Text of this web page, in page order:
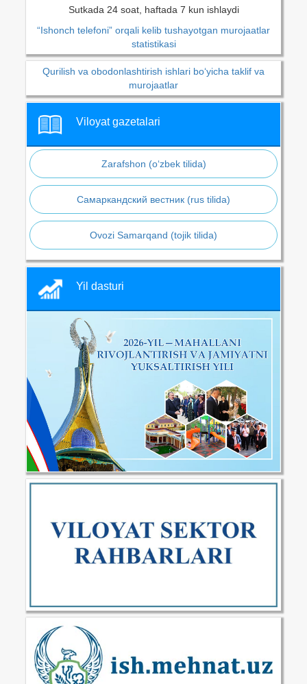
Sutkada 24 soat, haftada 7 kun ishlaydi
“Ishonch telefoni” orqali kelib tushayotgan murojaatlar
statistikasi
Qurilish va obodonlashtirish ishlari bo‘yicha taklif va
murojaatlar
Viloyat gazetalari
Zarafshon (o‘zbek tilida)
Самаркандский вестник (rus tilida)
Ovozi Samarqand (tojik tilida)
Yil dasturi